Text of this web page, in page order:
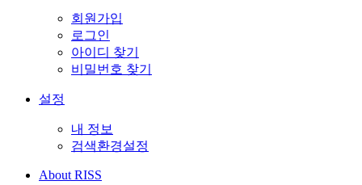
회원가입
로그인
아이디 찾기
비밀번호 찾기
설정
내 정보
검색환경설정
About RISS